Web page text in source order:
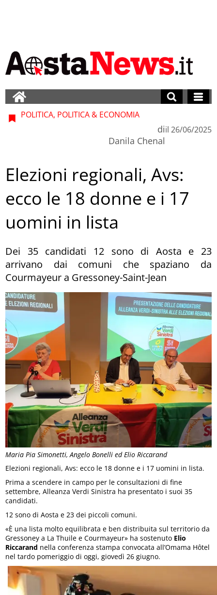
Maria Pia Simonetti, Angelo Bonelli ed Elio Riccarand
POLITICA, POLITICA & ECONOMIA
di
Danila Chenal
il 26/06/2025
Elezioni regionali, Avs:
ecco le 18 donne e i 17
uomini in lista
Dei 35 candidati 12 sono di Aosta e 23
arrivano dai comuni che spaziano da
Courmayeur a Gressoney-Saint-Jean
Elezioni regionali, Avs: ecco le 18 donne e i 17 uomini in lista.
Prima a scendere in campo per le consultazioni di fine
settembre, Alleanza Verdi Sinistra ha presentato i suoi 35
candidati.
12 sono di Aosta e 23 dei piccoli comuni.
«È una lista molto equilibrata e ben distribuita sul territorio da
Gressoney a La Thuile e Courmayeur» ha sostenuto Elio
Riccarand nella conferenza stampa convocata all’Omama Hôtel
nel tardo pomeriggio di oggi, giovedì 26 giugno.